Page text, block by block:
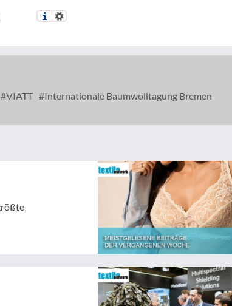
VIATT
Internationale Baumwolltagung Bremen